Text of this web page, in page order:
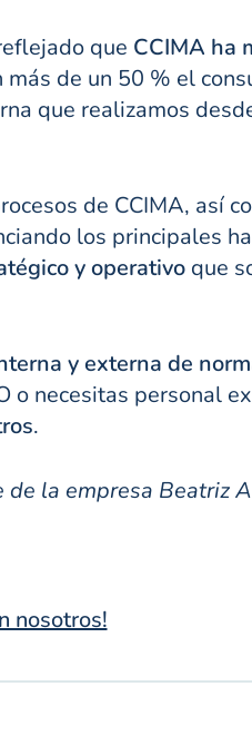
que CCIMA ha
de un 50 % el
que realizamos
de CCIMA, así
los principales
y operativo que
y externa de
necesitas personal
.
la empresa Beatriz
nosotros!